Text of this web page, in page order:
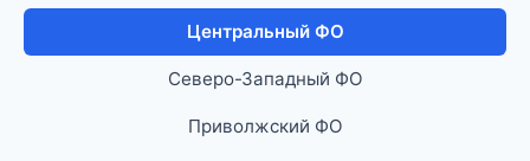
Центральный ФО
Северо-Западный ФО
Приволжский ФО